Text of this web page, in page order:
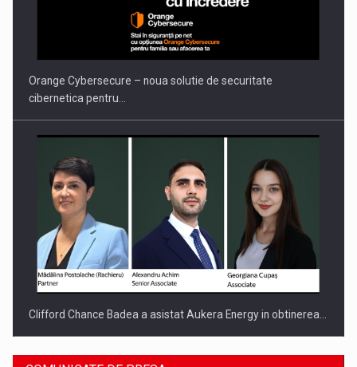
PUTTING ROMANIAN CORPORATE COMPANIES ON THE
INTERNATIONAL BUSINESS SCENE
Orange Cybersecure – noua solutie de securitate
cibernetica pentru…
Clifford Chance Badea a asistat Aukera Energy in obtinerea…